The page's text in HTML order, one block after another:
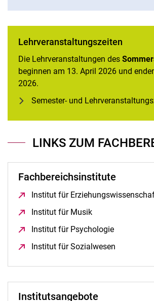
Lehrveranstaltungszeiten
Die Lehrveranstaltungen des
beginnen am 13. April 2026 und
2026.
Semester- und
LINKS ZUM
Fachbereichsinstitute
Institut für
Institut für Musik
Institut für Psychologie
Institut für Sozialwesen
Institutsangebote